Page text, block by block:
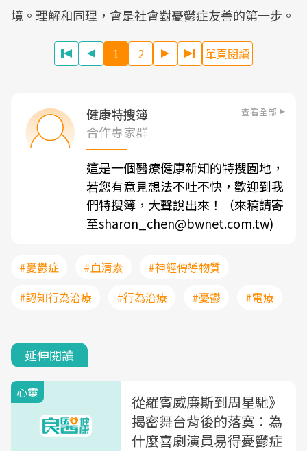
境。理解和同理，會是社會對憂鬱症友善的第一步。
1 2 單頁閱讀
健康特搜簿 查看全部
合作專家群
這是一個醫療健康新知的特搜園地，
若您有意見想法不吐不快，歡迎到我
們特搜簿，大聲說出來！（來稿請寄
至sharon_chen@bwnet.com.tw)
#憂鬱症 #血清素
#神經傳導物質
#認知行為治療
#行為治療 #憂鬱 #電療
延伸閱讀
心靈
從羅賓威廉斯到周星馳》
揭密舞台背後的落寞：為
什麼喜劇演員易得憂鬱症